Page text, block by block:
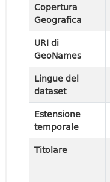
Copertura
Geografica
URI di
GeoNames
Lingue del
dataset
Estensione
temporale
Titolare